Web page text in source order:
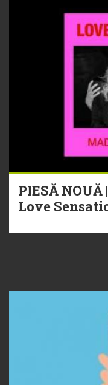
PIESĂ
Love